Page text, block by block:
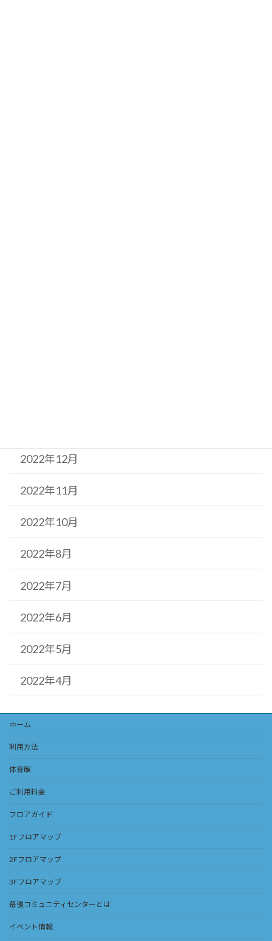
2022年12月
2022年11月
2022年10月
2022年8月
2022年7月
2022年6月
2022年5月
2022年4月
ホーム
利用方法
体育館
ご利用料金
フロアガイド
1Fフロアマップ
2Fフロアマップ
3Fフロアマップ
幕張コミュニティセンターとは
イベント情報